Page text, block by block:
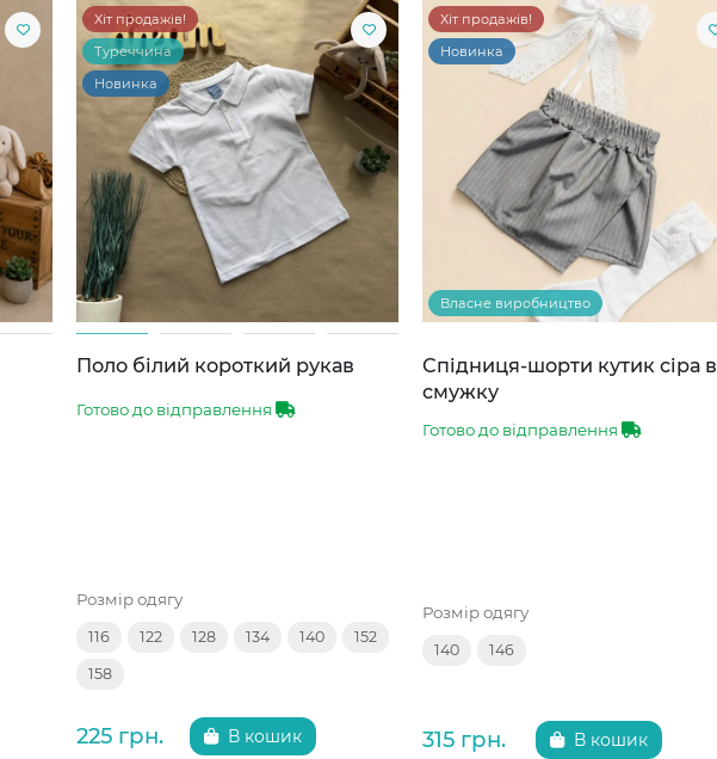
Хіт продажів!
Туреччина
Новинка
Поло білий короткий рукав
Готово до відправлення
Розмір одягу
116 122 128 134 140 152
158
225 грн. В кошик
Хіт продажів!
Новинка
Власне виробництво
Спідниця-шорти кутик сіра в
смужку
Готово до відправлення
Розмір одягу
140 146
315 грн. В кошик